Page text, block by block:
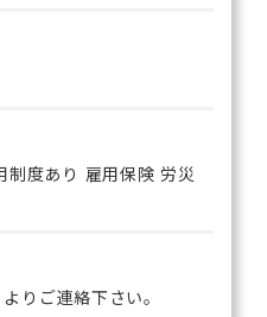
制度あり 雇用保険 労災
よりご連絡下さい。